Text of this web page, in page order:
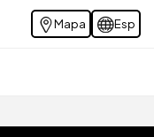
Mapa Esp